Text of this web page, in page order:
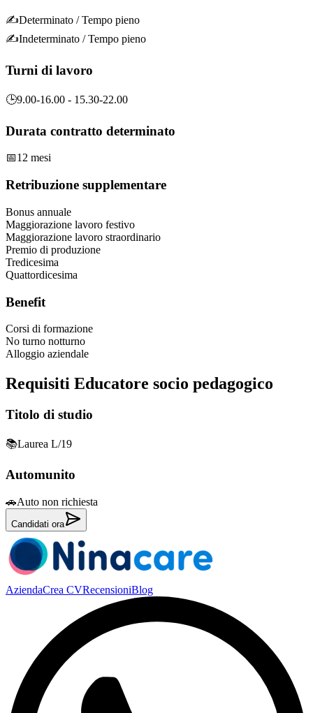
✍️Determinato / Tempo pieno
✍️Indeterminato / Tempo pieno
Turni di lavoro
🕒9.00-16.00 - 15.30-22.00
Durata contratto determinato
📅12 mesi
Retribuzione supplementare
Bonus annuale
Maggiorazione lavoro festivo
Maggiorazione lavoro straordinario
Premio di produzione
Tredicesima
Quattordicesima
Benefit
Corsi di formazione
No turno notturno
Alloggio aziendale
Requisiti Educatore socio pedagogico
Titolo di studio
📚Laurea L/19
Automunito
🚗Auto non richiesta
Candidati ora
AziendaCrea CVRecensioniBlog